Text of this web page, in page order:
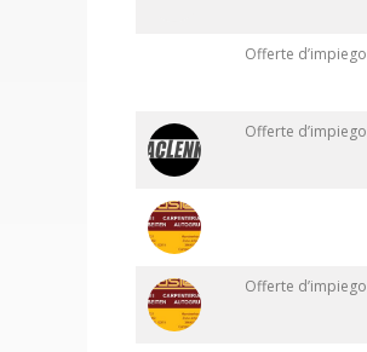
Offerte d’impiego
Offerte d’impiego
Offerte d’impiego